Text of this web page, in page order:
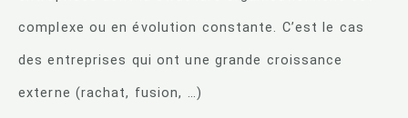
complexe ou en évolution constante. C’est le cas
des entreprises qui ont une grande croissance
externe (rachat, fusion, …)